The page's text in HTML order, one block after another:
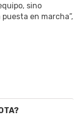
sino
en marcha”,